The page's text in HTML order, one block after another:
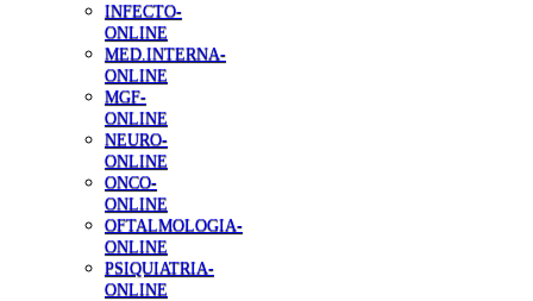
INFECTO-
ONLINE
MED.INTERNA-
ONLINE
MGF-
ONLINE
NEURO-
ONLINE
ONCO-
ONLINE
OFTALMOLOGIA-
ONLINE
PSIQUIATRIA-
ONLINE